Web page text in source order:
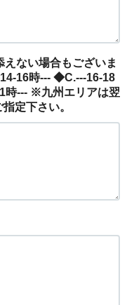
ない場合もございま
16時--- ◆C.---16-18
時--- ※九州エリアは翌
定下さい。